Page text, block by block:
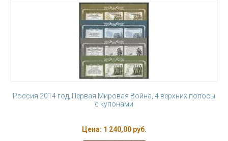
Россия 2014 год, Первая Мировая Война, 4 верхних полосы
с купонами
Цена: 1 240,00 руб.